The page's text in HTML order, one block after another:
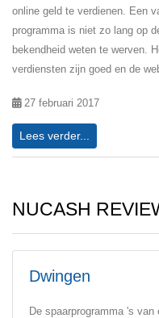
online geld te verdienen. Een
programma is niet zo lang op
bekendheid weten te werven.
verdiensten zijn goed en de
27 februari 2017
Lees verder...
NUCASH
Dwingen
De spaarprogramma 's